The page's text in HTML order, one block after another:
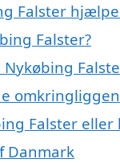
Falster
Falster?
Falster
Danmark